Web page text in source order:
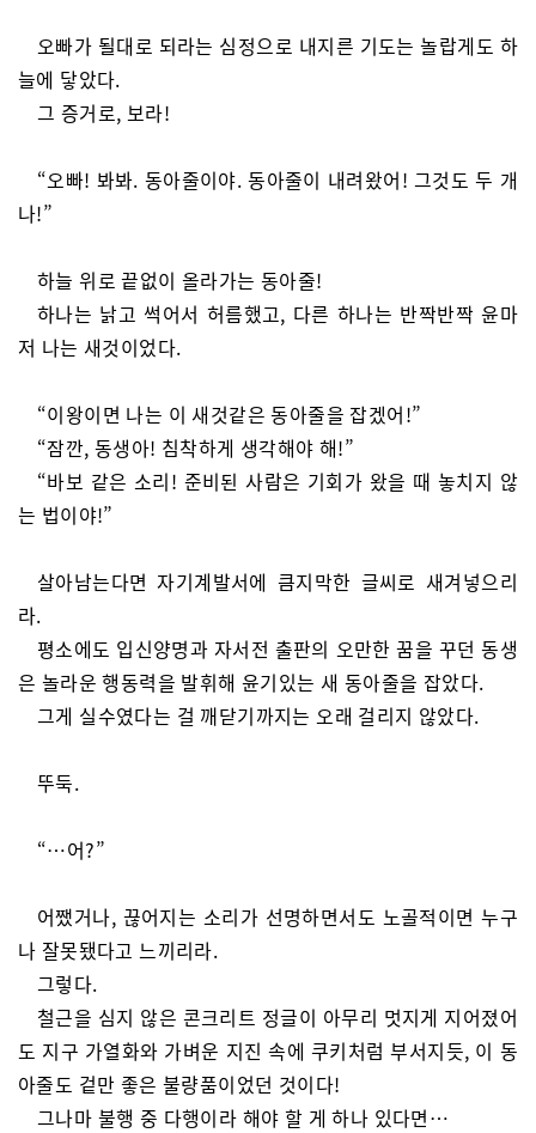
오빠가 될대로 되라는 심정으로 내지른 기도는 놀랍게도 하
늘에 닿았다.
그 증거로, 보라!
“오빠! 봐봐. 동아줄이야. 동아줄이 내려왔어! 그것도 두 개
나!”
하늘 위로 끝없이 올라가는 동아줄!
하나는 낡고 썩어서 허름했고, 다른 하나는 반짝반짝 윤마
저 나는 새것이었다.
“이왕이면 나는 이 새것같은 동아줄을 잡겠어!”
“잠깐, 동생아! 침착하게 생각해야 해!”
“바보 같은 소리! 준비된 사람은 기회가 왔을 때 놓치지 않
는 법이야!”
살아남는다면 자기계발서에 큼지막한 글씨로 새겨넣으리
라.
평소에도 입신양명과 자서전 출판의 오만한 꿈을 꾸던 동생
은 놀라운 행동력을 발휘해 윤기있는 새 동아줄을 잡았다.
그게 실수였다는 걸 깨닫기까지는 오래 걸리지 않았다.
뚜둑.
“…어?”
어쨌거나, 끊어지는 소리가 선명하면서도 노골적이면 누구
나 잘못됐다고 느끼리라.
그렇다.
철근을 심지 않은 콘크리트 정글이 아무리 멋지게 지어졌어
도 지구 가열화와 가벼운 지진 속에 쿠키처럼 부서지듯, 이 동
아줄도 겉만 좋은 불량품이었던 것이다!
그나마 불행 중 다행이라 해야 할 게 하나 있다면…